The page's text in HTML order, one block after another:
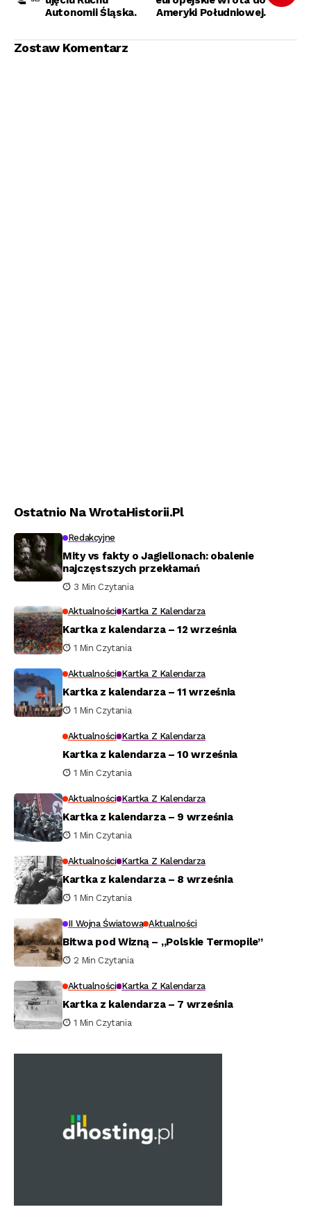
Autonomii Śląska.
Ameryki Południowej.
Zostaw Komentarz
Ostatnio Na WrotaHistorii.pl
Redakcyjne
Mity vs fakty o Jagiellonach: obalenie
najczęstszych przekłamań
3 Min Czytania
Aktualności Kartka Z Kalendarza
Kartka z kalendarza – 12 września
1 Min Czytania
Aktualności Kartka Z Kalendarza
Kartka z kalendarza – 11 września
1 Min Czytania
Aktualności Kartka Z Kalendarza
Kartka z kalendarza – 10 września
1 Min Czytania
Aktualności Kartka Z Kalendarza
Kartka z kalendarza – 9 września
1 Min Czytania
Aktualności Kartka Z Kalendarza
Kartka z kalendarza – 8 września
1 Min Czytania
II Wojna Światowa Aktualności
Bitwa pod Wizną – „Polskie Termopile”
2 Min Czytania
Aktualności Kartka Z Kalendarza
Kartka z kalendarza – 7 września
1 Min Czytania